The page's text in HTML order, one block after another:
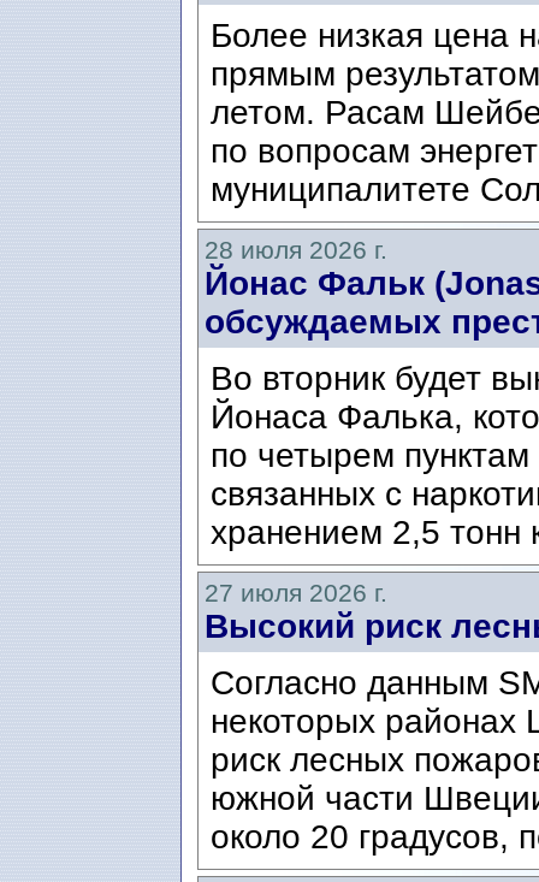
Более низкая цена
прямым
летом. Расам
по вопросам
муниципалитете
28 июля 2026 г.
Йонас Фальк
обсуждаемых
Во вторник будет
Йонаса Фалька,
по четырем
связанных с
хранением 2,5 тонн
27 июля 2026 г.
Высокий риск
Согласно данным
некоторых районах
риск лесных
южной части
около 20 градусов,